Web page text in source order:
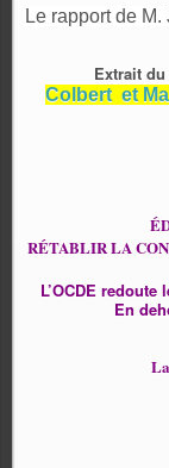
Le rapport de
Extrait
Colbert et
RÉTABLIR LA
L’OCDE
En